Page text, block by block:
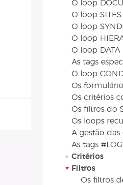
O loop
O loop
O loop
O loop
O loop DATA
As tags
O loop
Os
Os critérios
Os filtros do
Os loops
A gestão das
As tags
Critérios
Filtros
Os filtros